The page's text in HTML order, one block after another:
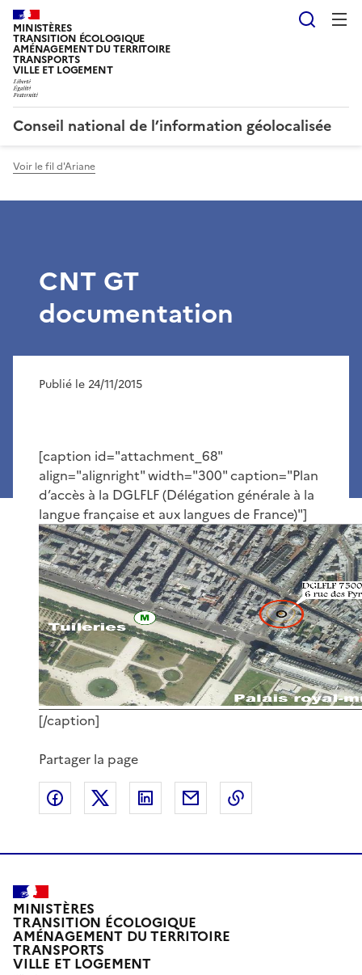
MINISTÈRES
TRANSITION ÉCOLOGIQUE
AMÉNAGEMENT DU TERRITOIRE
TRANSPORTS
VILLE ET LOGEMENT
Conseil national de l’information géolocalisée
Voir le fil d'Ariane
CNT GT
documentation
Publié le 24/11/2015
[caption id="attachment_68"
align="alignright" width="300" caption="Plan
d’accès à la DGLFLF (Délégation générale à la
langue française et aux langues de France)"]
[/caption]
Partager la page
Partager sur Facebook
Partager sur XPartager sur LinkedIn
Partager par email
MINISTÈRES
TRANSITION ÉCOLOGIQUE
AMÉNAGEMENT DU TERRITOIRE
TRANSPORTS
VILLE ET LOGEMENT